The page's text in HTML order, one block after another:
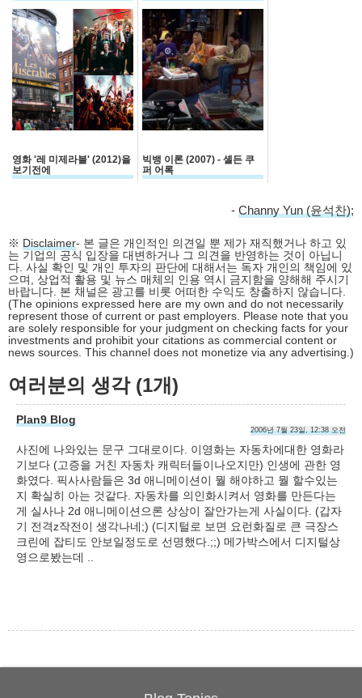
까
(2018)
영화 '레 미제라블' (2012)을
보기전에
빅뱅 이론 (2007) - 셸든 쿠
퍼 어록
- Channy Yun (윤석찬);
※ Disclaimer- 본 글은 개인적인 의견일 뿐 제가 재직했거나 하고 있
는 기업의 공식 입장을 대변하거나 그 의견을 반영하는 것이 아닙니
다. 사실 확인 및 개인 투자의 판단에 대해서는 독자 개인의 책임에 있
으며, 상업적 활용 및 뉴스 매체의 인용 역시 금지함을 양해해 주시기
바랍니다. 본 채널은 광고를 비롯 어떠한 수익도 창출하지 않습니다.
(The opinions expressed here are my own and do not necessarily
represent those of current or past employers. Please note that you
are solely responsible for your judgment on checking facts for your
investments and prohibit your citations as commercial content or
news sources. This channel does not monetize via any advertising.)
여러분의 생각 (1개)
Plan9 Blog
2006년 7월 23일, 12:38 오전
사진에 나와있는 문구 그대로이다. 이영화는 자동차에대한 영화라
기보다 (고증을 거친 자동차 캐릭터들이나오지만) 인생에 관한 영
화였다. 픽사사람들은 3d 애니메이션이 뭘 해야하고 뭘 할수있는
지 확실히 아는 것같다. 자동차를 의인화시켜서 영화를 만든다는
게 실사나 2d 애니메이션으론 상상이 잘안가는게 사실이다. (갑자
기 전격z작전이 생각나네;) (디지털로 보면 요런화질로 큰 극장스
크린에 잡티도 안보일정도로 선명했다.;;) 메가박스에서 디지털상
영으로봤는데 ..